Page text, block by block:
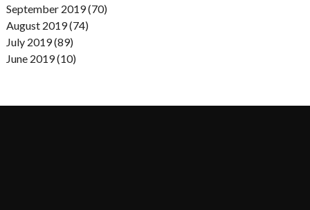
September 2019 (70)
August 2019 (74)
July 2019 (89)
June 2019 (10)